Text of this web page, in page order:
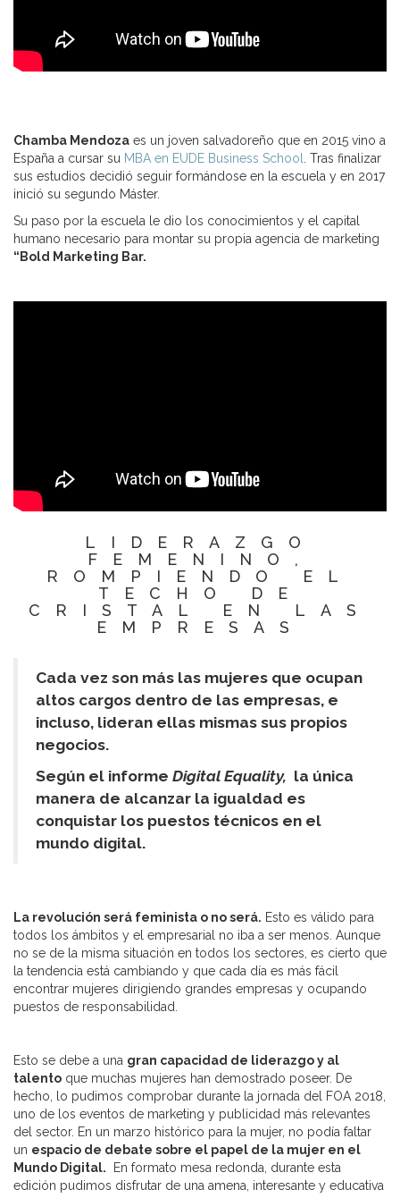
Chamba Mendoza es un joven salvadoreño que en 2015 vino a
España a cursar su MBA en EUDE Business School
. Tras finalizar
sus estudios decidió seguir formándose en la escuela y en 2017
inició su segundo Máster.
Su paso por la escuela le dio los conocimientos y el capital
humano necesario para montar su propia agencia de marketing
“Bold Marketing Bar.
LIDERAZGO
FEMENINO,
ROMPIENDO EL
TECHO DE
CRISTAL EN LAS
EMPRESAS
Cada vez son más las mujeres que ocupan
altos cargos dentro de las empresas, e
incluso, lideran ellas mismas sus propios
negocios.
Según el informe Digital Equality, la única
manera de alcanzar la igualdad es
conquistar los puestos técnicos en el
mundo digital.
La revolución será feminista o no será. Esto es válido para
todos los ámbitos y el empresarial no iba a ser menos. Aunque
no se de la misma situación en todos los sectores, es cierto que
la tendencia está cambiando y que cada día es más fácil
encontrar mujeres dirigiendo grandes empresas y ocupando
puestos de responsabilidad.
Esto se debe a una gran capacidad de liderazgo y al
talento que muchas mujeres han demostrado poseer. De
hecho, lo pudimos comprobar durante la jornada del FOA 2018,
uno de los eventos de marketing y publicidad más relevantes
del sector. En un marzo histórico para la mujer, no podía faltar
un espacio de debate sobre el papel de la mujer en el
Mundo Digital. En formato mesa redonda, durante esta
edición pudimos disfrutar de una amena, interesante y educativa